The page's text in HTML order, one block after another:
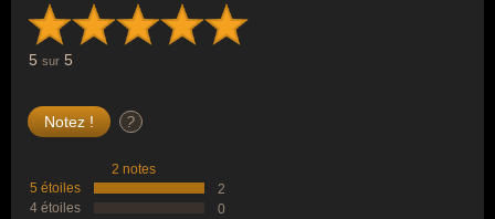
5 sur 5
?
2 notes
5 étoiles
2
4 étoiles
0